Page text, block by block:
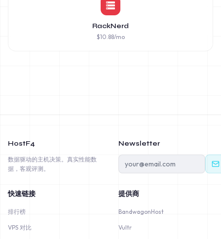
RackNerd
$10.88/mo
HostF4
数据驱动的主机决策。真实性能数
据，客观评测。
Newsletter
快速链接
排行榜
VPS 对比
提供商
BandwagonHost
Vultr